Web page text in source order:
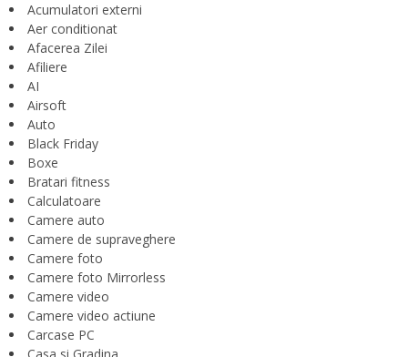
Acumulatori externi
Aer conditionat
Afacerea Zilei
Afiliere
AI
Airsoft
Auto
Black Friday
Boxe
Bratari fitness
Calculatoare
Camere auto
Camere de supraveghere
Camere foto
Camere foto Mirrorless
Camere video
Camere video actiune
Carcase PC